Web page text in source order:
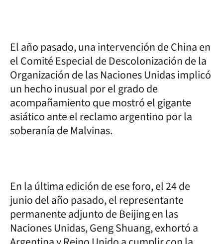
El año pasado, una intervención de China en
el Comité Especial de Descolonización de la
Organización de las Naciones Unidas implicó
un hecho inusual por el grado de
acompañamiento que mostró el gigante
asiático ante el reclamo argentino por la
soberanía de Malvinas.
En la última edición de ese foro, el 24 de
junio del año pasado, el representante
permanente adjunto de Beijing en las
Naciones Unidas, Geng Shuang, exhortó a